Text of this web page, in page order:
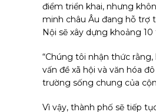
điểm triển khai, nhưng
minh châu Âu đang hỗ trợ
Nội sẽ xây dựng khoảng
“Chúng tôi nhận thức
vấn đề xã hội và văn hóa
trường sống chung của
Vì vậy, thành phố sẽ tiếp